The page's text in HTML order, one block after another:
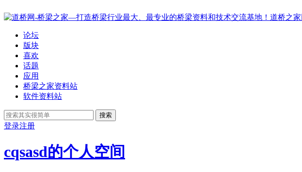
论坛
版块
喜欢
话题
应用
桥梁之家资料站
软件资料站
搜索
登录注册
cqsasd的个人空间